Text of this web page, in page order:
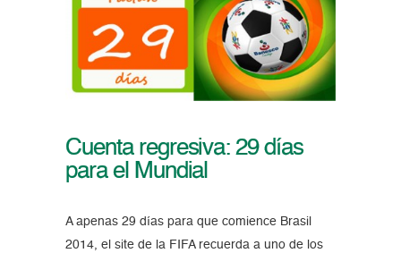
Cuenta regresiva: 29 días
para el Mundial
A apenas 29 días para que comience Brasil
2014, el site de la FIFA recuerda a uno de los